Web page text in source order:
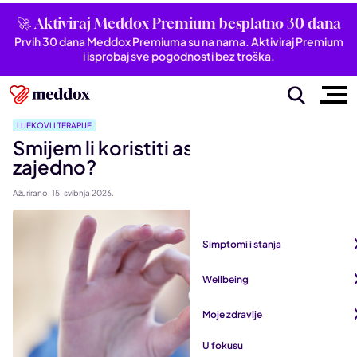
🚀 Aktiviraj Meddox Premium besplatno 30 dana
Prvih 30 dana Meddox Premiuma su na nama. Aktiviraj Premium
i isprobaj sve pogodnosti bez troška.
Simptomi i stanja
Bubrezi i mokraćni sustav
Dišni sustav
Wellbeing
Moje zdravlje
Pogledaj sve iz kategorije
U fokusu
LIJEKOVI I TERAPIJE
Smijem li koristiti aspirin i ibuprofen
zajedno?
Ažurirano: 15. svibnja 2026.